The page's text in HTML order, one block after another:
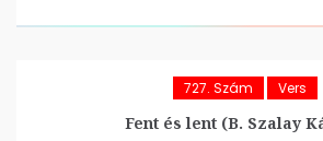
727. Szám Vers
Fent és lent (B. Szalay